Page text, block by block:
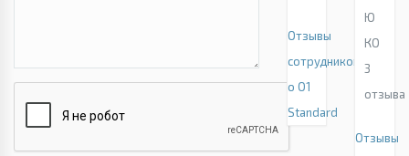
Отзывы
сотрудников
о O1
Standard
Ю
КО
3
отзыва
Отзывы